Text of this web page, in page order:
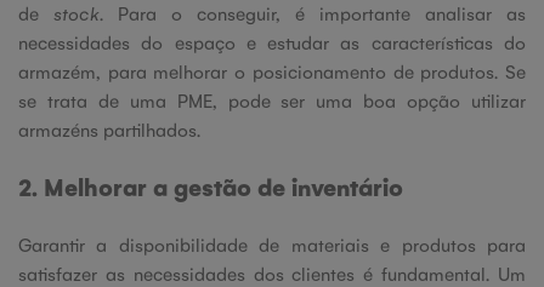
de stock. Para o conseguir, é importante analisar as
necessidades do espaço e estudar as características do
armazém, para melhorar o posicionamento de produtos. Se
se trata de uma PME, pode ser uma boa opção utilizar
armazéns partilhados.
2. Melhorar a gestão de inventário
Garantir a disponibilidade de materiais e produtos para
satisfazer as necessidades dos clientes é fundamental. Um